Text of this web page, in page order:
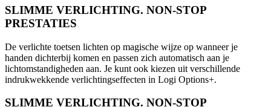
SLIMME VERLICHTING. NON-STOP
PRESTATIES
De verlichte toetsen lichten op magische wijze op wanneer je
handen dichterbij komen en passen zich automatisch aan je
lichtomstandigheden aan. Je kunt ook kiezen uit verschillende
indrukwekkende verlichtingseffecten in Logi Options+.
SLIMME VERLICHTING. NON-STOP